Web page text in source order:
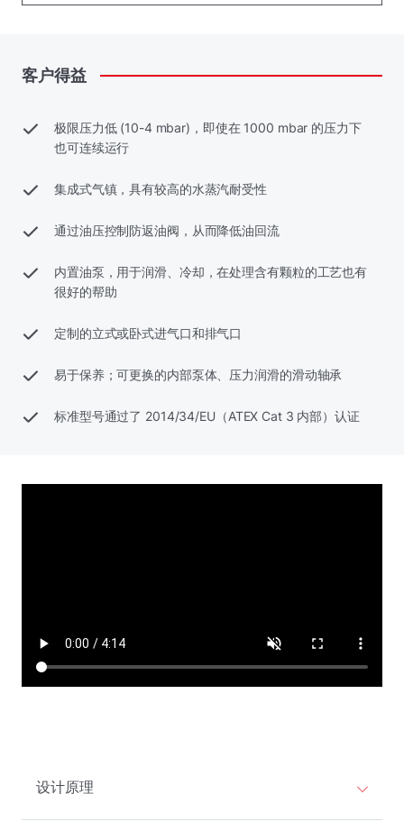
客户得益
极限压力低 (10-4 mbar)，即使在 1000 mbar 的压力下
也可连续运行
集成式气镇，具有较高的水蒸汽耐受性
通过油压控制防返油阀，从而降低油回流
内置油泵，用于润滑、冷却，在处理含有颗粒的工艺也有
很好的帮助
定制的立式或卧式进气口和排气口
易于保养；可更换的内部泵体、压力润滑的滑动轴承
标准型号通过了 2014/34/EU（ATEX Cat 3 内部）认证
设计原理